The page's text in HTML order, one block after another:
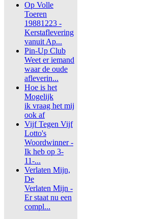
Op Volle
Toeren
19881223 -
Kerstaflevering
vanuit Ap...
Pin-Up Club
Weet er iemand
waar de oude
afleverin...
Hoe is het
Mogelijk
ik vraag het mij
ook af
Vijf Tegen Vijf
Lotto's
Woordwinner -
Ik heb op 3-
11-...
Verlaten Mijn,
De
Verlaten Mijn -
Er staat nu een
compl...